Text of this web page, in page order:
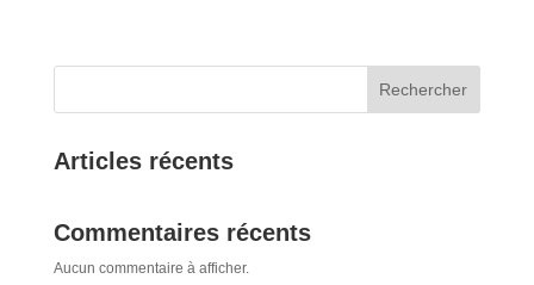
Rechercher
Articles récents
Commentaires récents
Aucun commentaire à afficher.